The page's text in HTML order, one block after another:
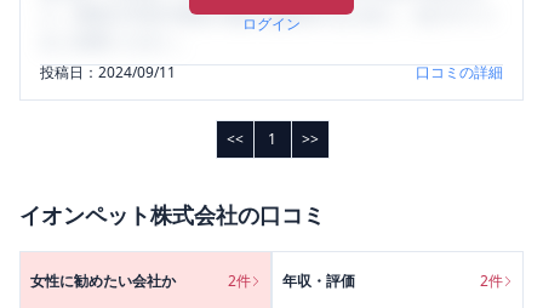
ログイン
り、将来の不安や現在の悩みを解消するために、ぜひサイト
投稿日：2024/09/11 口コミの詳細
<< 1 >>
イオンペット株式会社の口コミ
女性に勧めたい会社か 2件 年収・評価 2件